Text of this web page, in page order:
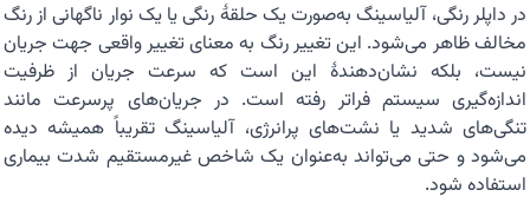
در داپلر رنگی، آلیاسینگ به‌صورت یک حلقهٔ رنگی یا یک نوار ناگهانی از رنگ
مخالف ظاهر می‌شود. این تغییر رنگ به معنای تغییر واقعی جهت جریان
نیست، بلکه نشان‌دهندهٔ این است که سرعت جریان از ظرفیت
اندازه‌گیری سیستم فراتر رفته است. در جریان‌های پرسرعت مانند
تنگی‌های شدید یا نشت‌های پرانرژی، آلیاسینگ تقریباً همیشه دیده
می‌شود و حتی می‌تواند به‌عنوان یک شاخص غیرمستقیم شدت بیماری
استفاده شود.